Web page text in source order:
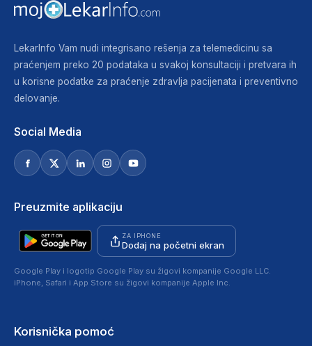
LekarInfo Vam nudi integrisano rešenja za telemedicinu sa
praćenjem preko 20 podataka u svakoj konsultaciji i pretvara ih
u korisne podatke za praćenje zdravlja pacijenata i preventivno
delovanje.
Social Media
Preuzmite aplikaciju
ZA IPHONE
Dodaj na početni ekran
Google Play i logotip Google Play su žigovi kompanije Google LLC.
iPhone, Safari i App Store su žigovi kompanije Apple Inc.
Korisnička pomoć